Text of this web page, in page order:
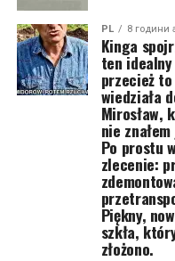
PL 8 години
Kinga
ten idealny
przecież
wiedziała
Mirosław,
nie
Po prostu
zlecenie:
Piękny,
szkła,
złożono.